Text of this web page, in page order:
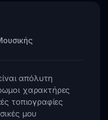
απόλυτη
χαρακτήρες
τοπιογραφίες
μου